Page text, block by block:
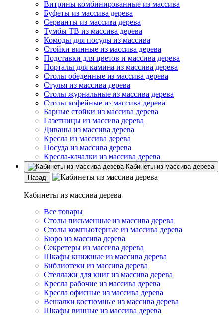
Витрины комбинированные из массива
Буфеты из массива дерева
Серванты из массива дерева
Тумбы ТВ из массива дерева
Комоды для посуды из массива
Стойки винные из массива дерева
Подставки для цветов и массива дерева
Порталы для камина из массива дерева
Столы обеденные из массива дерева
Стулья из массива дерева
Столы журнальные из массива дерева
Столы кофейные из массива дерева
Барные стойки из массива дерева
Газетницы из массива дерева
Диваны из массива дерева
Кресла из массива дерева
Посуда из массива дерева
Кресла-качалки из массива дерева
Кабинеты из массива дерева
Назад
Кабинеты из массива дерева
Все товары
Столы письменные из массива дерева
Столы компьютерные из массива дерева
Бюро из массива дерева
Секретеры из массива дерева
Шкафы книжные из массива дерева
Библиотеки из массива дерева
Стеллажи для книг из массива дерева
Кресла рабочие из массива дерева
Кресла офисные из массива дерева
Вешалки костюмные из массива дерева
Шкафы винные из массива дерева